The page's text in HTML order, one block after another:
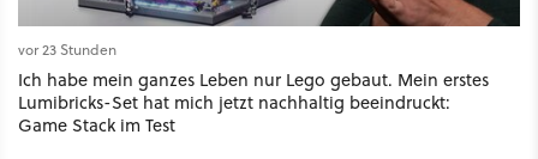
vor 23 Stunden
Ich habe mein ganzes Leben nur Lego gebaut. Mein erstes
Lumibricks-Set hat mich jetzt nachhaltig beeindruckt:
Game Stack im Test